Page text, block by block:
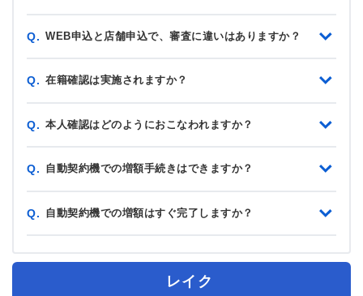
Q. WEB申込と店舗申込で、審査に違いはありますか？
Q. 在籍確認は実施されますか？
Q. 本人確認はどのようにおこなわれますか？
Q. 自動契約機での増額手続きはできますか？
Q. 自動契約機での増額はすぐ完了しますか？
レイク